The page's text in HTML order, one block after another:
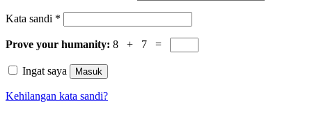
Kata sandi *
Prove your humanity: 8 + 7 =
Ingat saya Masuk
Kehilangan kata sandi?